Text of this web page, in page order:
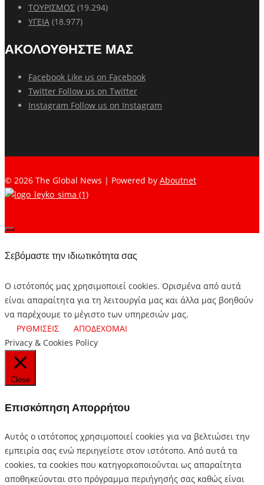
ΤΟΥΡΙΣΜΟΣ (19.294)
ΥΓΕΙΑ (18.977)
ΑΚΟΛΟΥΘΗΣΤΕ ΜΑΣ
Facebook Like us on Facebook
Twitter Follow us on Twitter
Instagram Follow us on Instagram
© 2026 The Global News | Powered by Aboutnet
Σεβόμαστε την ιδιωτικότητα σας
Ο ιστότοπός μας χρησιμοποιεί cookies. Ορισμένα από αυτά
είναι απαραίτητα για τη λειτουργία μας και άλλα μας βοηθούν
να παρέχουμε το μέγιστο των υπηρεσιών μας.
ΡΥΘΜΙΣΕΙΣ
ΑΠΟΔΕΧΟΜΑΙ
Privacy & Cookies Policy
Close
Επισκόπηση Απορρήτου
Αυτός ο ιστότοπος χρησιμοποιεί cookies για να βελτιώσει την
εμπειρία σας ενώ περιηγείστε στον ιστότοπο. Από αυτά τα
cookies, τα cookies που κατηγοριοποιούνται ως απαραίτητα
αποθηκεύονται στο πρόγραμμα περιήγησής σας καθώς είναι